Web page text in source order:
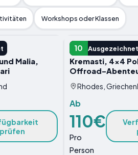
Workshops oder Klassen
Malia,
prüfen
10 Ausgezeichnet
ABENTEUER
Kremasti, 4x4
Offroad-
Rhodes,
Ab
110€
Pro
Person